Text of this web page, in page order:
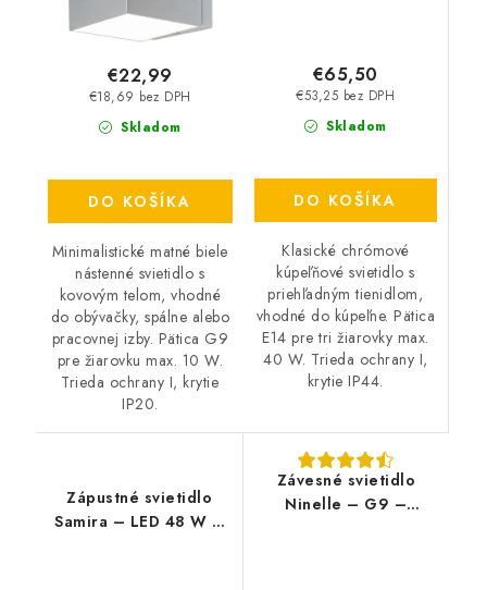
Skladom
€18,69 bez DPH
€22,99
DO KOŠÍKA
Minimalistické matné biele
nástenné svietidlo s
kovovým telom, vhodné
do obývačky, spálne alebo
pracovnej izby. Pätica G9
pre žiarovku max. 10 W.
Trieda ochrany I, krytie
IP20.
Skladom
€53,25 bez DPH
€65,50
DO KOŠÍKA
Klasické chrómové
kúpeľňové svietidlo s
priehľadným tienidlom,
vhodné do kúpeľne. Pätica
E14 pre tri žiarovky max.
40 W. Trieda ochrany I,
krytie IP44.
Zápustné svietidlo
Samira – LED 48 W –
Závesné svietidlo
Ninelle – G9 –